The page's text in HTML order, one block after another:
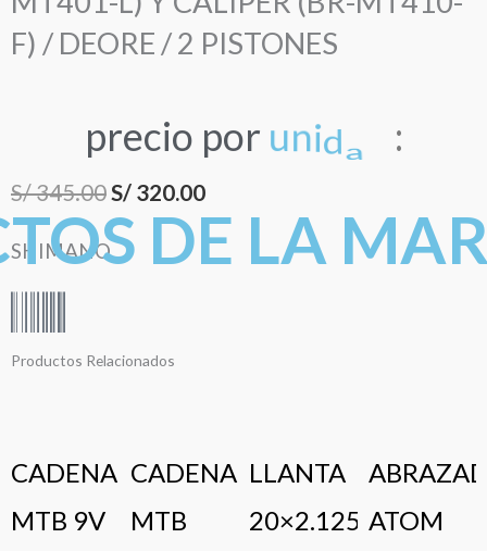
cantidad
F) / DEORE / 2 PISTONES
precio por unida :
S/345.00El
precio
S/ 345.00.
S/ 320.00El
precio
DE LA
SHIMANO
Productos Relacionados
CADENA
MTB 9V
CADENA
MTB
LLANTA
20×2.125 ATOM